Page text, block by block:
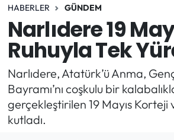
HABERLER GÜNDEM
Narlıdere 19
Ruhuyla Tek
Narlıdere, Atatürk’ü Anma,
Bayramı’nı coşkulu bir
gerçekleştirilen 19 Mayıs Korteji
kutladı.